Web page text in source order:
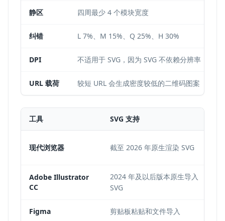
静区 四周最少 4 个模块宽度
纠错 L 7%、M 15%、Q 25%、H 30%
DPI 不适用于 SVG，因为 SVG 不依赖分辨率
URL 载荷 较短 URL 会生成密度较低的二维码图案
工具 SVG 支持
现代浏览器 截至 2026 年原生渲染 SVG
Adobe Illustrator
CC
2024 年及以后版本原生导入
SVG
Figma 剪贴板粘贴和文件导入